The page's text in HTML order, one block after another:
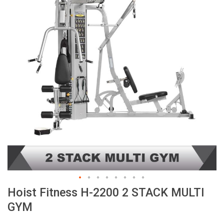
Hoist Fitness H-2200 2 STACK MULTI
GYM